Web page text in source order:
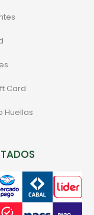
Card
Huellas